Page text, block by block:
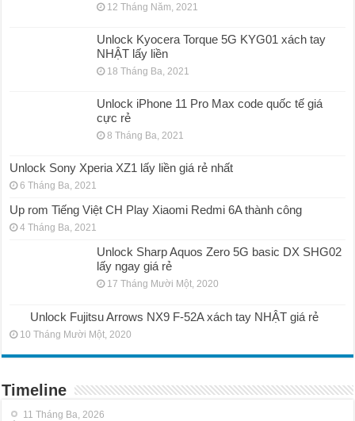
12 Tháng Năm, 2021
Unlock Kyocera Torque 5G KYG01 xách tay
NHẬT lấy liền
18 Tháng Ba, 2021
Unlock iPhone 11 Pro Max code quốc tế giá
cực rẻ
8 Tháng Ba, 2021
Unlock Sony Xperia XZ1 lấy liền giá rẻ nhất
6 Tháng Ba, 2021
Up rom Tiếng Việt CH Play Xiaomi Redmi 6A thành công
4 Tháng Ba, 2021
Unlock Sharp Aquos Zero 5G basic DX SHG02
lấy ngay giá rẻ
17 Tháng Mười Một, 2020
Unlock Fujitsu Arrows NX9 F-52A xách tay NHẬT giá rẻ
10 Tháng Mười Một, 2020
Timeline
11 Tháng Ba, 2026